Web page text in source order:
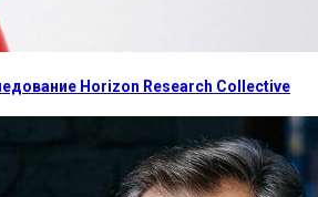
Horizon Research Collective